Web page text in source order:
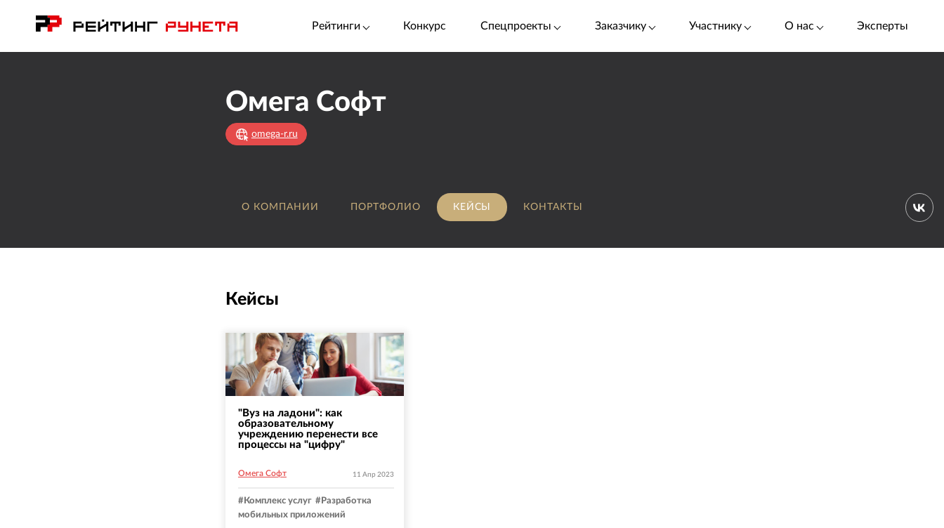
Рейтинги Конкурс Спецпроекты Заказчику Участнику О нас Эксперты
Омега Софт
omega-r.ru
О КОМПАНИИ ПОРТФОЛИО КЕЙСЫ КОНТАКТЫ
Кейсы
"Вуз на ладони": как
образовательному
учреждению перенести все
процессы на "цифру"
Омега Софт 11 Апр 2023
#Комплекс услуг #Разработка
мобильных приложений